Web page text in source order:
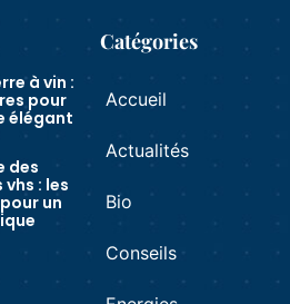
à vin :
pour
élégant
des
: les
un
Catégories
Accueil
Actualités
Bio
Conseils